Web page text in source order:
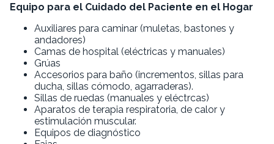
Equipo para el Cuidado del Paciente en el Hogar
Auxiliares para caminar (muletas, bastones y
andadores)
Camas de hospital (eléctricas y manuales)
Grúas
Accesorios para baño (incrementos, sillas para
ducha, sillas cómodo, agarraderas).
Sillas de ruedas (manuales y eléctrcas)
Aparatos de terapia respiratoria, de calor y
estimulación muscular.
Equipos de diagnóstico